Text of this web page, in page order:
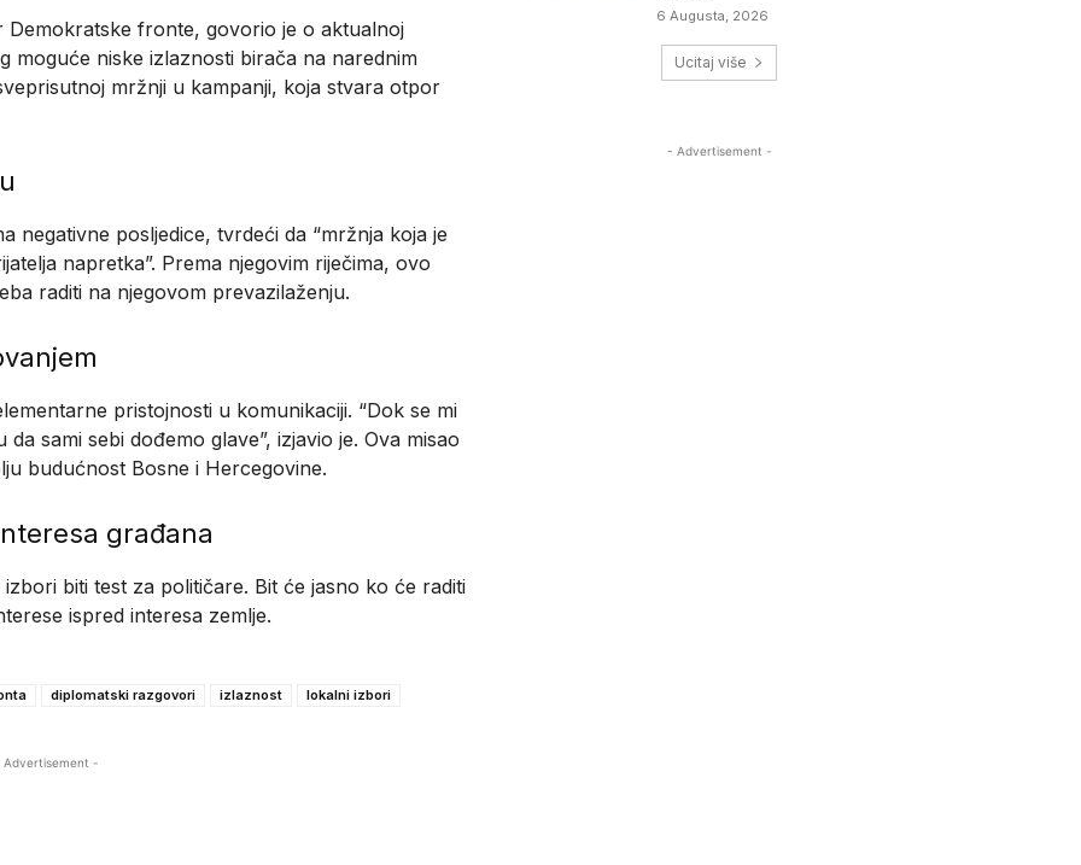
Demokratske fronte, govorio je o aktualnoj
moguće niske izlaznosti birača na narednim
mržnji u kampanji, koja stvara otpor
negativne posljedice, tvrdeći da “mržnja koja je
napretka”. Prema njegovim riječima, ovo
raditi na njegovom prevazilaženju.
pristojnosti u komunikaciji. “Dok se mi
sami sebi dođemo glave”, izjavio je. Ova misao
budućnost Bosne i Hercegovine.
građana
biti test za političare. Bit će jasno ko će raditi
ispred interesa zemlje.
diplomatski razgovori izlaznost
lokalni izbori
Advertisement -
6 Augusta, 2026
Ucitaj više
- Advertisement -